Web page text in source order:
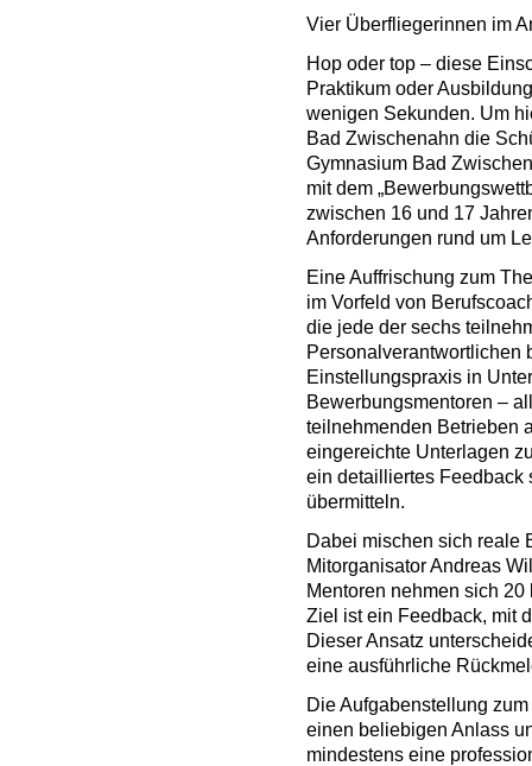
Vier Überfliegerinnen im
Hop oder top – diese
Praktikum oder
wenigen Sekunden. Um
Bad Zwischenahn die
Gymnasium Bad
mit dem
zwischen 16 und 17
Anforderungen rund um
Eine Auffrischung zum
im Vorfeld von
die jede der sechs
Personalverantwortlichen
Einstellungspraxis in
Bewerbungsmentoren –
teilnehmenden Betrieben
eingereichte Unterlagen
ein detailliertes Feedback
übermitteln.
Dabei mischen sich reale
Mitorganisator Andreas
Mentoren nehmen sich
Ziel ist ein Feedback, mit
Dieser Ansatz
eine ausführliche
Die Aufgabenstellung
einen beliebigen Anlass
mindestens eine